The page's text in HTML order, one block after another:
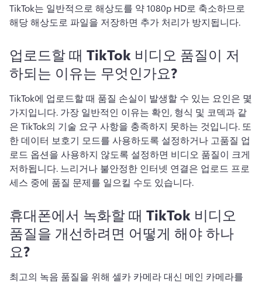
TikTok는 일반적으로 해상도를 약 1080p HD로 축소하므로
해당 해상도로 파일을 저장하면 추가 처리가 방지됩니다.
업로드할 때 TikTok 비디오 품질이 저
하되는 이유는 무엇인가요?
TikTok에 업로드할 때 품질 손실이 발생할 수 있는 요인은 몇
가지입니다. 가장 일반적인 이유는 확인, 형식 및 코덱과 같
은 TikTok의 기술 요구 사항을 충족하지 못하는 것입니다. 또
한 데이터 보호기 모드를 사용하도록 설정하거나 고품질 업
로드 옵션을 사용하지 않도록 설정하면 비디오 품질이 크게
저하됩니다. 느리거나 불안정한 인터넷 연결은 업로드 프로
세스 중에 품질 문제를 일으킬 수도 있습니다.
휴대폰에서 녹화할 때 TikTok 비디오
품질을 개선하려면 어떻게 해야 하나
요?
최고의 녹음 품질을 위해 셀카 카메라 대신 메인 카메라를